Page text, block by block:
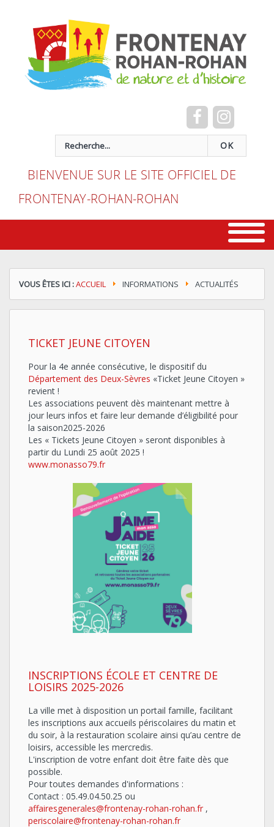
OK
BIENVENUE SUR LE SITE OFFICIEL DE
FRONTENAY-ROHAN-ROHAN
VOUS ÊTES ICI :ACCUEIL INFORMATIONS ACTUALITÉS
TICKET JEUNE CITOYEN
Pour la 4e année consécutive, le dispositif du
Département des Deux-Sèvres «Ticket Jeune Citoyen »
revient !
Les associations peuvent dès maintenant mettre à
jour leurs infos et faire leur demande d’éligibilité pour
la saison2025-2026
Les « Tickets Jeune Citoyen » seront disponibles à
partir du Lundi 25 août 2025 !
www.monasso79.fr
INSCRIPTIONS ÉCOLE ET CENTRE DE
LOISIRS 2025-2026
La ville met à disposition un portail famille, facilitant
les inscriptions aux accueils périscolaires du matin et
du soir, à la restauration scolaire ainsi qu’au centre de
loisirs, accessible les mercredis.
L'inscription de votre enfant doit être faite dès que
possible.
Pour toutes demandes d'informations :
Contact : 05.49.04.50.25 ou
affairesgenerales@frontenay-rohan-rohan.fr ,
periscolaire@frontenay-rohan-rohan.fr